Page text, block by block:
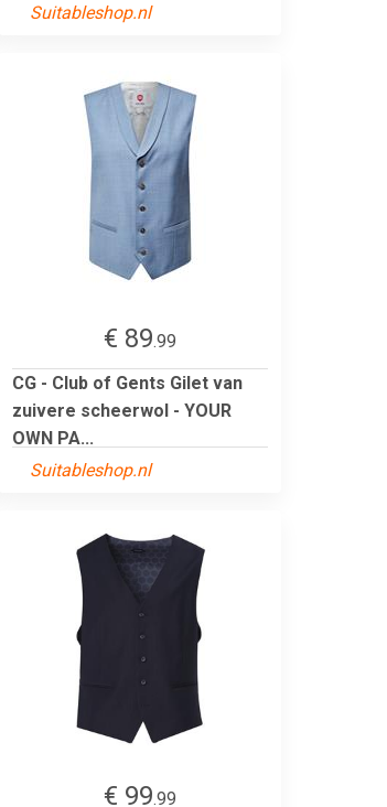
Suitableshop.nl
€ 89.99
CG - Club of Gents Gilet van
zuivere scheerwol - YOUR
OWN PA...
Suitableshop.nl
€ 99.99